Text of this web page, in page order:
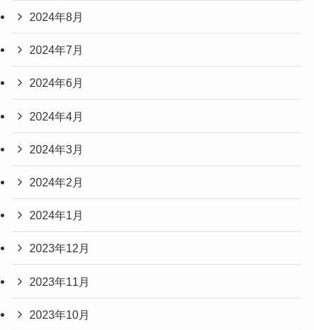
2024年8月
2024年7月
2024年6月
2024年4月
2024年3月
2024年2月
2024年1月
2023年12月
2023年11月
2023年10月